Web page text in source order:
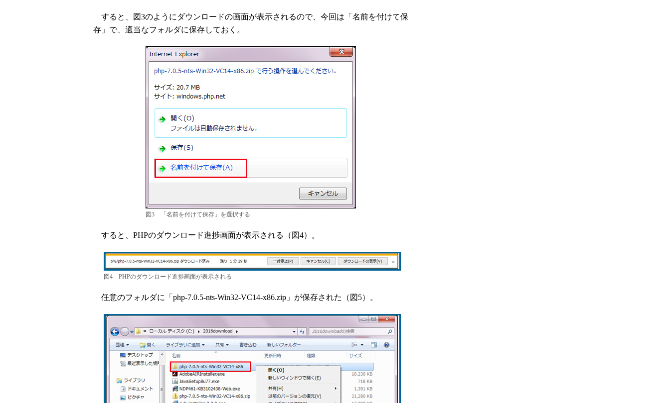
すると、図3のようにダウンロードの画面が表示されるので、今回は「名前を付けて保
存」で、適当なフォルダに保存しておく。
図3 「名前を付けて保存」を選択する
すると、PHPのダウンロード進捗画面が表示される（図4）。
図4 PHPのダウンロード進捗画面が表示される
任意のフォルダに「php-7.0.5-nts-Win32-VC14-x86.zip」が保存された（図5）。